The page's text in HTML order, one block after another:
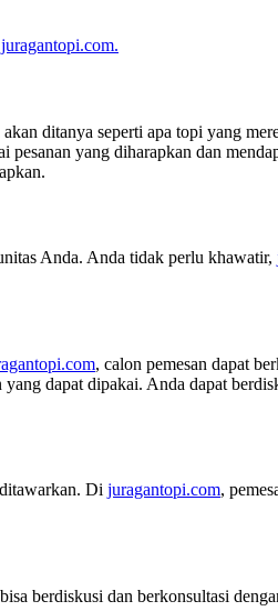
juragantopi.com.
akan ditanya seperti apa topi yang
yang diharapkan dan
Anda. Anda tidak perlu khawatir,
, calon pemesan dapat
dapat dipakai. Anda dapat
Di juragantopi.com,
berdiskusi dan berkonsultasi